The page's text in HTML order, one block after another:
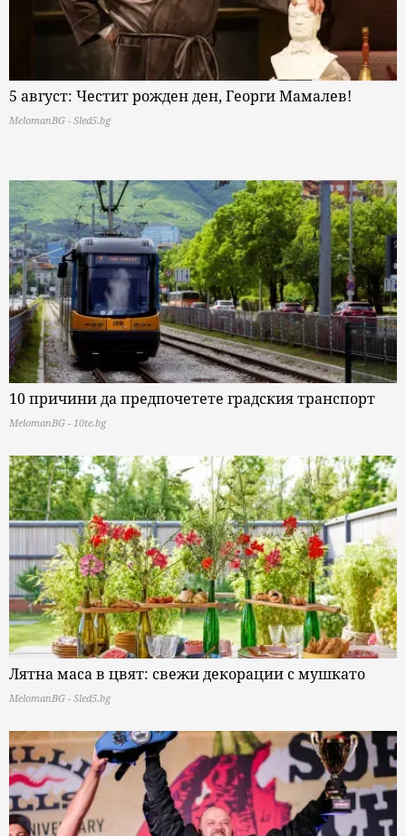
5 август: Честит рожден ден, Георги Мамалев!
MelomanBG - Sled5.bg
10 причини да предпочетете градския транспорт
MelomanBG - 10te.bg
Лятна маса в цвят: свежи декорации с мушкато
MelomanBG - Sled5.bg